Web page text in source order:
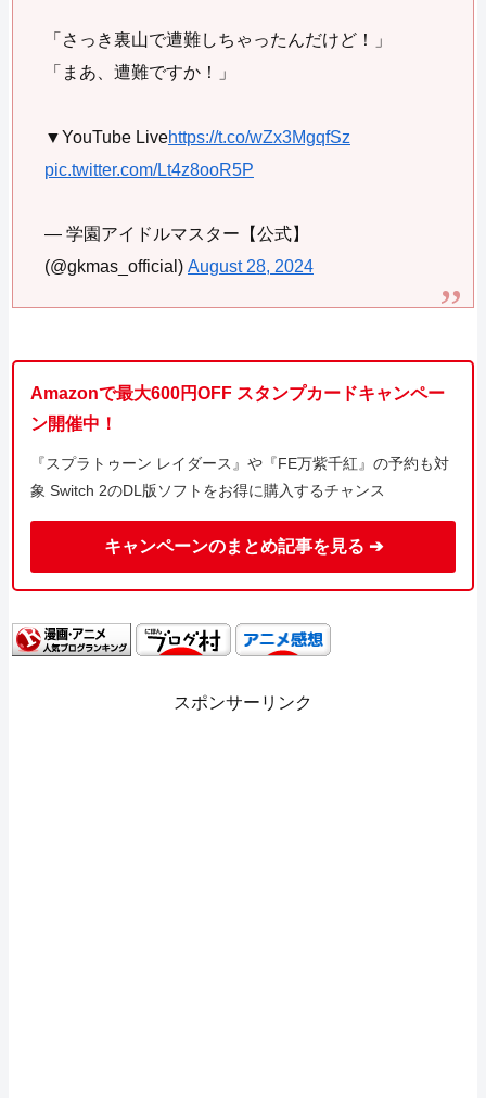
「さっき裏山で遭難しちゃったんだけど！」
「まあ、遭難ですか！」
▼YouTube Livehttps://t.co/wZx3MgqfSz
pic.twitter.com/Lt4z8ooR5P
— 学園アイドルマスター【公式】
(@gkmas_official) August 28, 2024
Amazonで最大600円OFF スタンプカードキャンペー
ン開催中！
『スプラトゥーン レイダース』や『FE万紫千紅』の予約も対
象 Switch 2のDL版ソフトをお得に購入するチャンス
キャンペーンのまとめ記事を見る ➔
スポンサーリンク